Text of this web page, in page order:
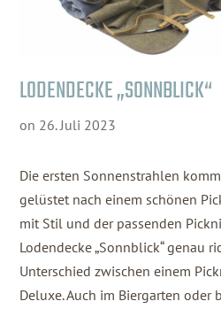
LODENDECKE „SONNBLICK“
on 26. Juli 2023
Die ersten Sonnenstrahlen
gelüstet nach einem schönen
mit Stil und der passenden
Lodendecke „Sonnblick“ genau
Unterschied zwischen einem
Deluxe. Auch im Biergarten oder